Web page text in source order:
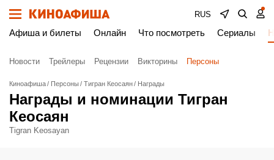
RUS
Афиша и билеты Онлайн Что посмотреть Сериалы
Новости Трейлеры Рецензии Викторины Персоны
Киноафиша Персоны Тигран Кеосаян Награды
Награды и номинации Тигран
Кеосаян
Tigran Keosayan